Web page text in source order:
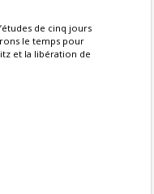
de cinq jours
le temps pour
et la libération de